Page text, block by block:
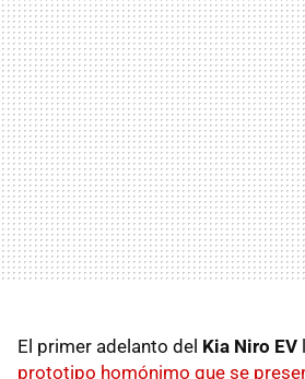
El primer adelanto del Kia Niro EV
prototipo homónimo que se